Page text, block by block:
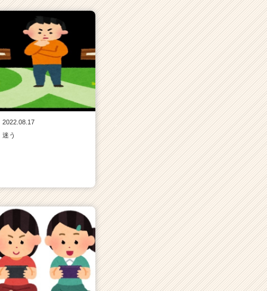
2022.08.17
迷う